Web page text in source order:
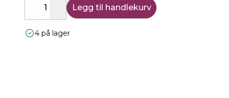
DecreaseIncrease
Legg til handlekurv
4 på lager